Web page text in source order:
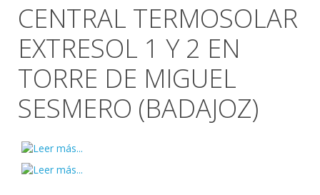
CENTRAL TERMOSOLAR
EXTRESOL 1 Y 2 EN
TORRE DE MIGUEL
SESMERO (BADAJOZ)